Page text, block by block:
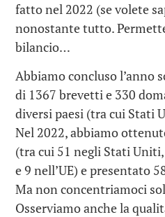
fatto nel 2022 (se volete
nonostante tutto.
bilancio…
Abbiamo concluso l’anno
di 1367 brevetti e 330
diversi paesi (tra cui Stati
Nel 2022, abbiamo
(tra cui 51 negli Stati
e 9 nell’UE) e presentato
Ma non concentriamoci
Osserviamo anche la